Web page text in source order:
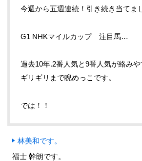
今週から五週連続！引き続き当てま
G1 NHKマイルカップ 注目馬…
過去10年.2番人気と9番人気が絡みや
ギリギリまで睨めっこです。
では！！
林美和です。
福士 幹朗です。